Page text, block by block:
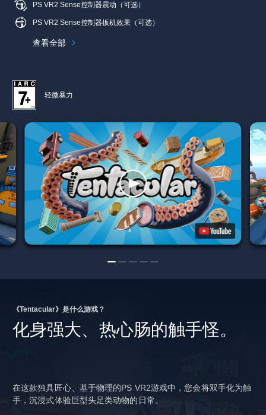
PS VR2 Sense控制器震动（可选）
PS VR2 Sense控制器扳机效果（可选）
查看全部
轻微暴力
《Tentacular》是什么游戏？
化身强大、热心肠的触手怪。
在这款独具匠心、基于物理的PS VR2游戏中，您会将双手化为触
手，沉浸式体验巨型头足类动物的日常。